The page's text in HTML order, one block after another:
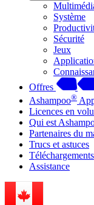
Système
Sécurité
Jeux
Offres
Ashampoo®
Licences en
Qui est
Partenaires du
Trucs et astuces
Téléchargements
Assistance